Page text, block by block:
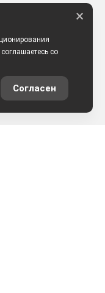
со
Согласен
×